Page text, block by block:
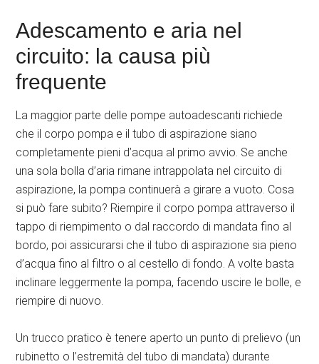
Adescamento e aria nel
circuito: la causa più
frequente
La maggior parte delle pompe autoadescanti richiede
che il corpo pompa e il tubo di aspirazione siano
completamente pieni d’acqua al primo avvio. Se anche
una sola bolla d’aria rimane intrappolata nel circuito di
aspirazione, la pompa continuerà a girare a vuoto. Cosa
si può fare subito? Riempire il corpo pompa attraverso il
tappo di riempimento o dal raccordo di mandata fino al
bordo, poi assicurarsi che il tubo di aspirazione sia pieno
d’acqua fino al filtro o al cestello di fondo. A volte basta
inclinare leggermente la pompa, facendo uscire le bolle, e
riempire di nuovo.
Un trucco pratico è tenere aperto un punto di prelievo (un
rubinetto o l’estremità del tubo di mandata) durante